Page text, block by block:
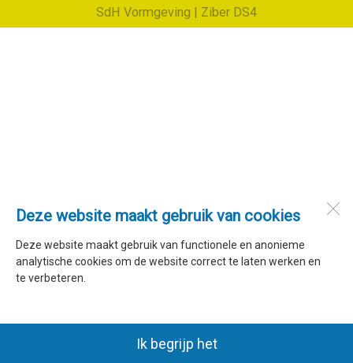
Deze website maakt gebruik van cookies
Deze website maakt gebruik van functionele en anonieme
analytische cookies om de website correct te laten werken en
te verbeteren.
Ik begrijp het
SdH Vormgeving | Ziber DS4